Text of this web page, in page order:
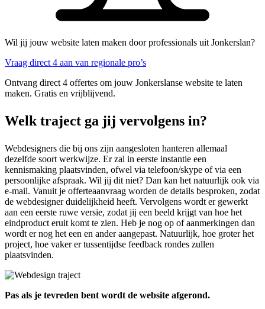
Wil jij jouw website laten maken door professionals uit Jonkerslan?
Vraag direct 4 aan van regionale pro’s
Ontvang direct 4 offertes om jouw Jonkerslanse website te laten
maken. Gratis en vrijblijvend.
Welk traject ga jij vervolgens in?
Webdesigners die bij ons zijn aangesloten hanteren allemaal
dezelfde soort werkwijze. Er zal in eerste instantie een
kennismaking plaatsvinden, ofwel via telefoon/skype of via een
persoonlijke afspraak. Wil jij dit niet? Dan kan het natuurlijk ook via
e-mail. Vanuit je offerteaanvraag worden de details besproken, zodat
de webdesigner duidelijkheid heeft. Vervolgens wordt er gewerkt
aan een eerste ruwe versie, zodat jij een beeld krijgt van hoe het
eindproduct eruit komt te zien. Heb je nog op of aanmerkingen dan
wordt er nog het een en ander aangepast. Natuurlijk, hoe groter het
project, hoe vaker er tussentijdse feedback rondes zullen
plaatsvinden.
Pas als je tevreden bent wordt de website afgerond.